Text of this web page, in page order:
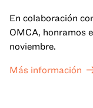
En colaboración
OMCA, honramos
noviembre.
Más información